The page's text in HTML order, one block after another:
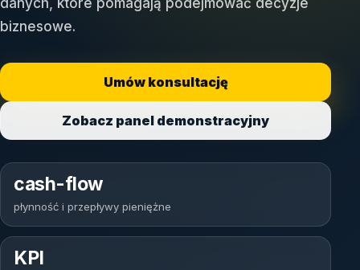
danych, które pomagają podejmować decyzje
biznesowe.
Umów konsultację
Zobacz panel demonstracyjny
cash-flow
płynność i przepływy pieniężne
KPI